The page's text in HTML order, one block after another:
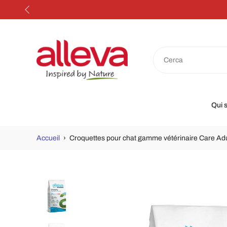
Aller
Qui
Accueil › Croquettes pour chat gamme vétérinaire Care
Accéder
aux
informations